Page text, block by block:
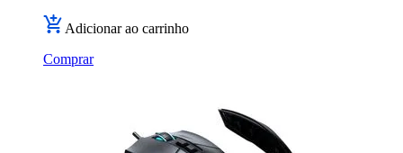
Adicionar ao carrinho
Comprar